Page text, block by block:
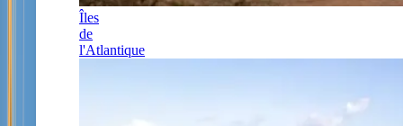
Îles
de
l'Atlantique